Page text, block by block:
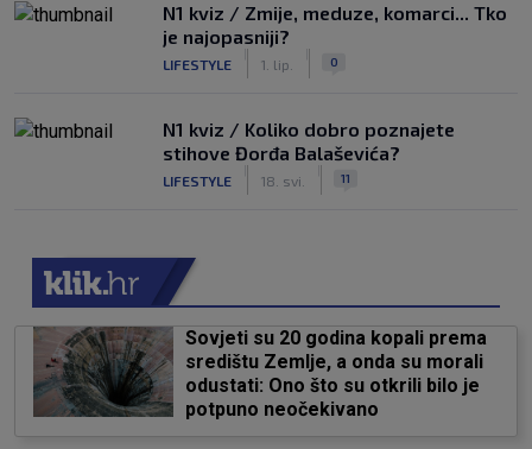
N1 kviz / Zmije, meduze, komarci... Tko
je najopasniji?
LIFESTYLE 1. lip. 0
N1 kviz / Koliko dobro poznajete
stihove Đorđa Balaševića?
LIFESTYLE 18. svi. 11
Sovjeti su 20 godina kopali prema
središtu Zemlje, a onda su morali
odustati: Ono što su otkrili bilo je
potpuno neočekivano